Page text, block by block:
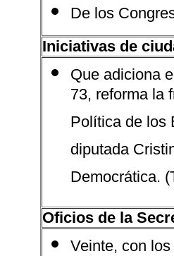
De los
Iniciativas de
Que adiciona
73, reforma la
Política de los
diputada
Democrática.
Oficios de la
Veinte, con